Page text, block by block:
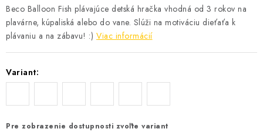
Beco Balloon Fish plávajúce detská hračka vhodná od 3 rokov na
plavárne, kúpaliská alebo do vane. Slúži na motiváciu dieťaťa k
plávaniu a na zábavu! :) Viac informácií
Variant:
Pre zobrazenie dostupnosti zvoľte variant